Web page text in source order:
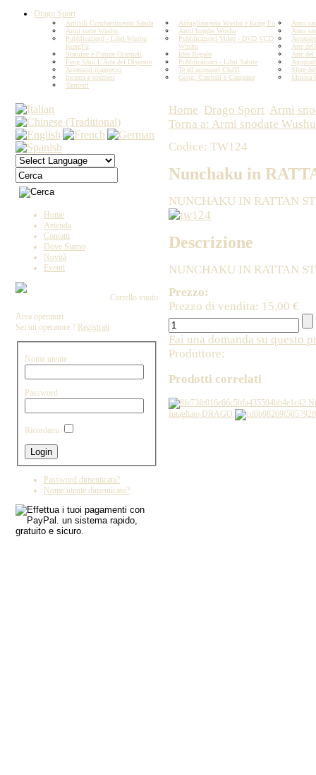
Drago Sport
Articoli Combattimento Sanda Abbigliamento Wushu e Kung Fu
Armi
Armi corte Wushu
Armi lunghe Wushu
Armi
Pubblicazioni - Libri Wushu
KungFu
Pubblicazioni Video - DVD VCD
Wushu
Arte
Statuine e Pitture Orientali
Idee Regalo
Arte del
Feng Shui L'Arte del Disporre
Pubblicazioni - Libri Salute
Accessori magnetici
Te ed accessori ChaYi
Sfere
Incensi e cosmesi
Gong, Cimbali e Campane
Musica
Tamburi
Home
Azienda
Contatti
Dove Siamo
Novità
Eventi
Carrello vuoto
Area operatori
Sei un operatore ? Registrati
Nome utente
Password
Ricordami
Password dimenticata?
Nome utente dimenticato?
Home Drago Sport Armi
Torna a: Armi snodate Wushu
Codice: TW124
Nunchaku in
NUNCHAKU IN RATTAN
Descrizione
NUNCHAKU IN RATTAN
Prezzo:
Prezzo di vendita: 15,00 €
Fai una domanda su questo
Produttore:
Prodotti correlati
Intagliato DRAGO